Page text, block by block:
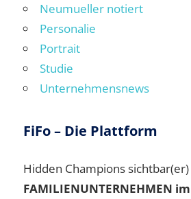
Neumueller notiert
Personalie
Portrait
Studie
Unternehmensnews
FiFo – Die Plattform
Hidden Champions
FAMILIENUNTERNEHMEN im